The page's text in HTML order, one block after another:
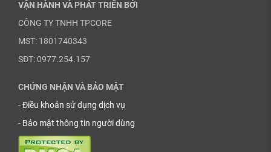
VẬN HÀNH VÀ PHÁT TRIỂN BỞI
CÔNG TY TNHH TPCORE
MST: 1801740343
SĐT: 0977.254.157
CHỨNG NHẬN VÀ BẢO MẬT
-Điều khoản sử dụng dịch vụ
- Bảo mật thông tin người dùng